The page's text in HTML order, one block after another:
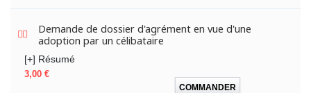
Demande de dossier d'agrément en vue d'une
adoption par un célibataire
[+] Résumé
Prix
3,00 €
COMMANDER